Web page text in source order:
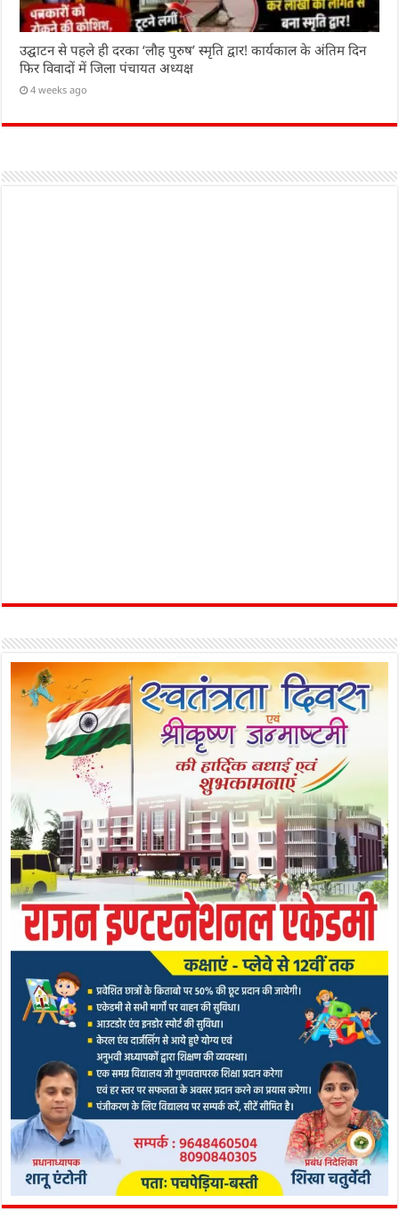
उद्घाटन से पहले ही दरका ‘लौह पुरुष’ स्मृति द्वार! कार्यकाल के अंतिम दिन
फिर विवादों में जिला पंचायत अध्यक्ष
4 weeks ago